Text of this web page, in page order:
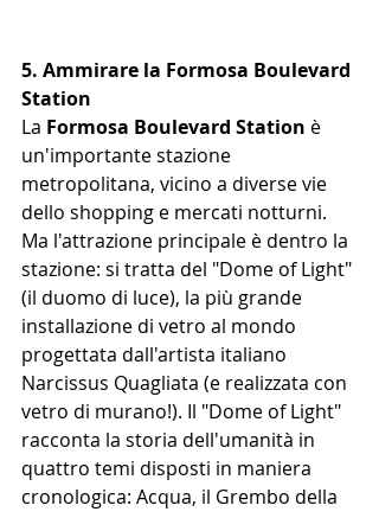
5. Ammirare la Formosa Boulevard
Station
La Formosa Boulevard Station è
un'importante stazione
metropolitana, vicino a diverse vie
dello shopping e mercati notturni.
Ma l'attrazione principale è dentro la
stazione: si tratta del "Dome of Light"
(il duomo di luce), la più grande
installazione di vetro al mondo
progettata dall'artista italiano
Narcissus Quagliata (e realizzata con
vetro di murano!). Il "Dome of Light"
racconta la storia dell'umanità in
quattro temi disposti in maniera
cronologica: Acqua, il Grembo della